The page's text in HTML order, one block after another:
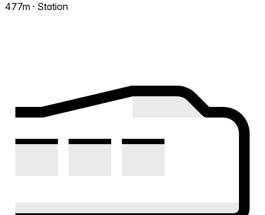
477m · Station